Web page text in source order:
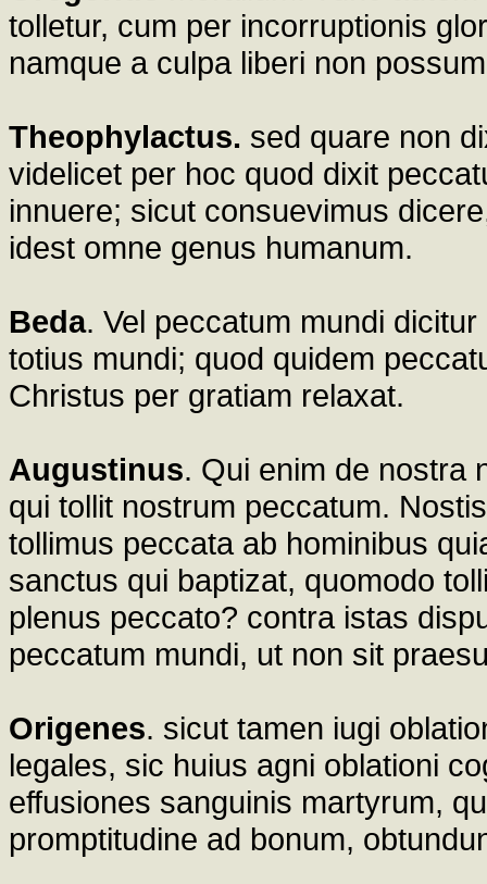
tolletur, cum per incorruptionis
namque a culpa liberi non
Theophylactus. sed quare non
videlicet per hoc quod dixit
innuere; sicut consuevimus
idest omne genus humanum.
Beda. Vel peccatum mundi
totius mundi; quod quidem
Christus per gratiam relaxat.
Augustinus. Qui enim de nostra
qui tollit nostrum peccatum.
tollimus peccata ab hominibus
sanctus qui baptizat, quomodo
plenus peccato? contra istas
peccatum mundi, ut non sit
Origenes. sicut tamen iugi
legales, sic huius agni oblationi
effusiones sanguinis martyrum,
promptitudine ad bonum,